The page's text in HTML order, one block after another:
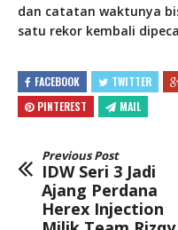
dan catatan waktunya
satu rekor kembali
FACEBOOK TWITTER
PINTEREST
MAIL
Previous Post
IDW Seri 3 Jadi
Ajang Perdana
Herex Injection